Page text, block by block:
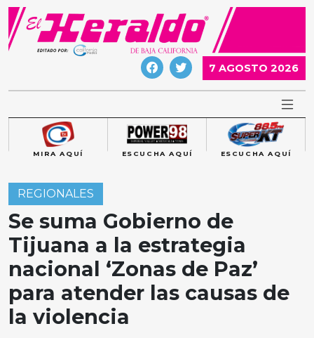
Skip
content
7 AGOSTO 2026
MIRA AQUÍ ESCUCHA AQUÍ ESCUCHA AQUÍ
REGIONALES
Se suma Gobierno de
Tijuana a la estrategia
nacional ‘Zonas de Paz’
para atender las causas de
la violencia